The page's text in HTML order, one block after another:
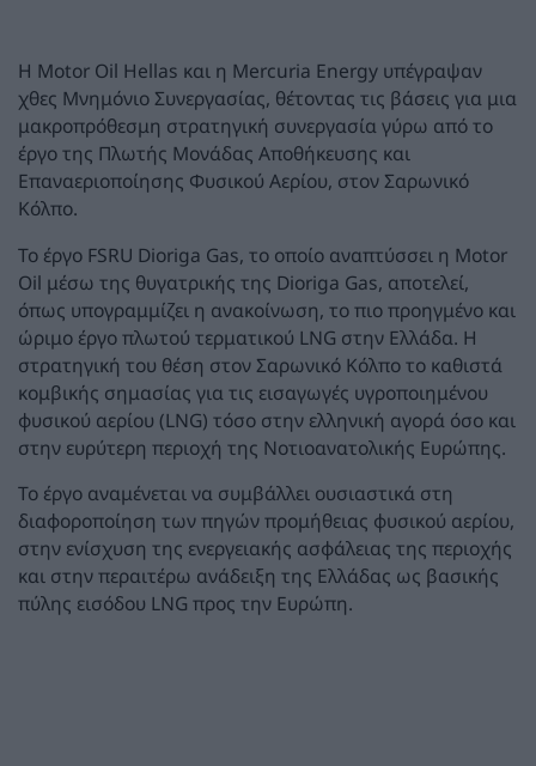
Η Motor Oil Hellas και η Mercuria Energy υπέγραψαν
χθες Μνημόνιο Συνεργασίας, θέτοντας τις βάσεις για μια
μακροπρόθεσμη στρατηγική συνεργασία γύρω από το
έργο της Πλωτής Μονάδας Αποθήκευσης και
Επαναεριοποίησης Φυσικού Αερίου, στον Σαρωνικό
Κόλπο.
Το έργο FSRU Dioriga Gas, το οποίο αναπτύσσει η Motor
Oil μέσω της θυγατρικής της Dioriga Gas, αποτελεί,
όπως υπογραμμίζει η ανακοίνωση, το πιο προηγμένο και
ώριμο έργο πλωτού τερματικού LNG στην Ελλάδα. Η
στρατηγική του θέση στον Σαρωνικό Κόλπο το καθιστά
κομβικής σημασίας για τις εισαγωγές υγροποιημένου
φυσικού αερίου (LNG) τόσο στην ελληνική αγορά όσο και
στην ευρύτερη περιοχή της Νοτιοανατολικής Ευρώπης.
Το έργο αναμένεται να συμβάλλει ουσιαστικά στη
διαφοροποίηση των πηγών προμήθειας φυσικού αερίου,
στην ενίσχυση της ενεργειακής ασφάλειας της περιοχής
και στην περαιτέρω ανάδειξη της Ελλάδας ως βασικής
πύλης εισόδου LNG προς την Ευρώπη.